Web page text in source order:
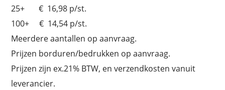
25+ € 16,98 p/st.
100+ € 14,54 p/st.
Meerdere aantallen op aanvraag.
Prijzen borduren/bedrukken op aanvraag.
Prijzen zijn ex.21% BTW, en verzendkosten vanuit
leverancier.